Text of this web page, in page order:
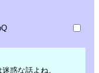
惑な話よね。